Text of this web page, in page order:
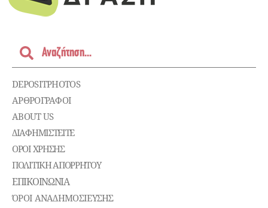
DEPOSITPHOTOS
ΑΡΘΡΟΓΡΑΦΟΙ
ABOUT US
ΔΙΑΦΗΜΙΣΤΕΊΤΕ
ΌΡΟΙ ΧΡΉΣΗΣ
ΠΟΛΙΤΙΚΉ ΑΠΟΡΡΉΤΟΥ
ΕΠΙΚΟΙΝΩΝΊΑ
ΌΡΟΙ ΑΝΑΔΗΜΟΣΙΕΥΣΗΣ